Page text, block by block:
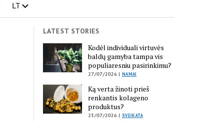
LT
LATEST STORIES
Kodėl individuali virtuvės
baldų gamyba tampa vis
populiaresniu pasirinkimu?
27/07/2026 | NAMAI
Ką verta žinoti prieš
renkantis kolageno
produktus?
23/07/2026 | SVEIKATA